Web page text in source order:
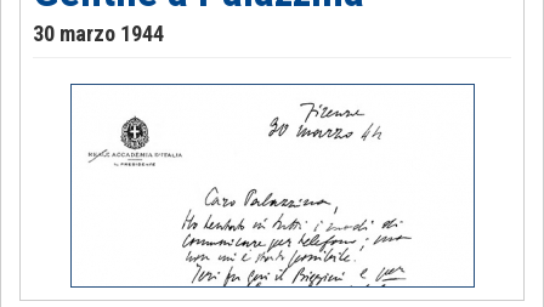
30 marzo 1944